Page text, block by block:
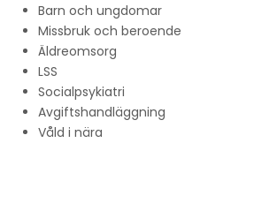
Barn och ungdomar
Missbruk och beroende
Äldreomsorg
LSS
Socialpsykiatri
Avgiftshandläggning
Våld i nära